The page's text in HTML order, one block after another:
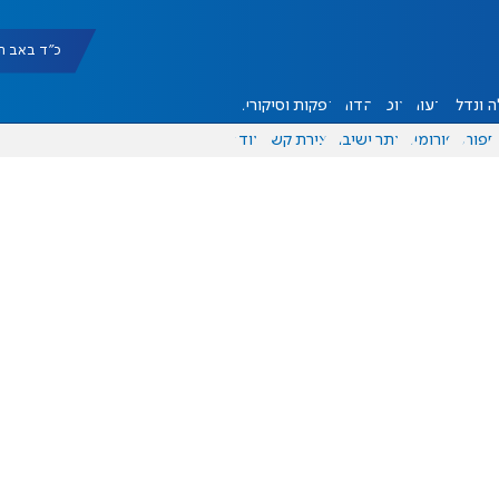
כ"ד באב תשפ"ו |
ונדל"ן דעות אוכל יהדות הפקות וסיקורים
ספורט פורומים אתר ישיבה יצירת קשר עוד